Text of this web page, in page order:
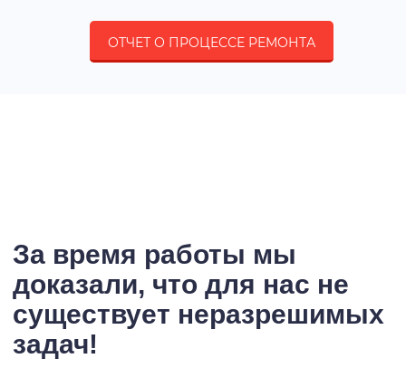
ОТЧЕТ О ПРОЦЕССЕ РЕМОНТА
За время работы мы
доказали, что для нас не
существует неразрешимых
задач!